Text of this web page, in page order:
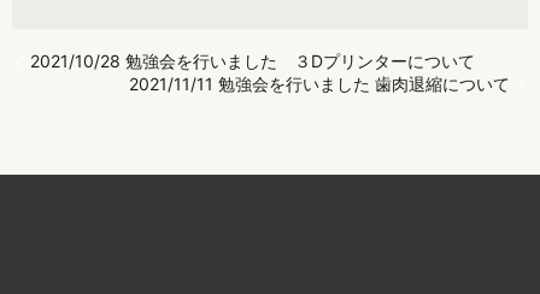
2021/10/28 勉強会を行いました ３Dプリンターについて
2021/11/11 勉強会を行いました 歯肉退縮について